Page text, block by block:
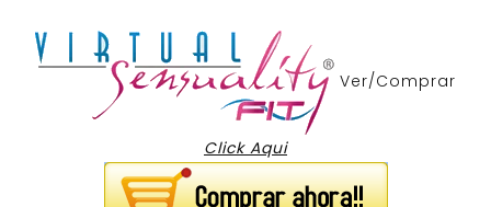
Ver/Comprar
Click Aqui